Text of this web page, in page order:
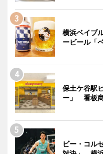
横浜ベイブ
ービール「
保土ケ谷駅
ー」 看板
ビー・コル